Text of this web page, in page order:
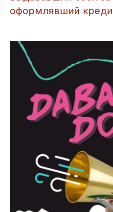
оформлявший